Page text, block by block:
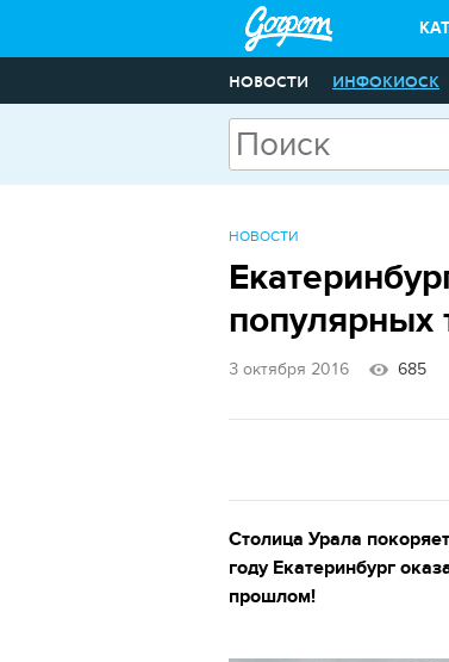
НОВОСТИ ИНФОКИОСК
НОВОСТИ
популярных
3 октября 2016 685
Столица Урала
году Екатеринбург
прошлом!